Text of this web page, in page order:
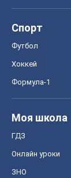
Спорт
Футбол
Хоккей
Формула-1
Моя школа
ГДЗ
Онлайн уроки
ЗНО